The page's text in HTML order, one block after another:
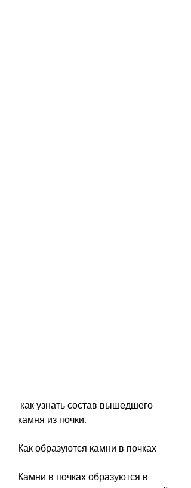
камня из почки.
Как образуются камни в почках
Камни в почках образуются в